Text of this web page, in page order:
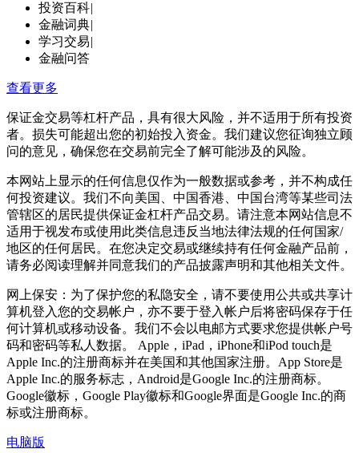
投资百科|
金融词典|
学习交易|
金融问答
查看更多
保证金交易等杠杆产品，具有很大风险，并不适用于所有投资
者。损失可能超出您的初始投入资金。我们建议您征询独立顾
问的意见，确保您在交易前完全了解可能涉及的风险。
本网站上显示的任何信息仅作为一般数据或参考，并不构成任
何投资建议。我们不向美国、中国香港、中国台湾等某些司法
管辖区的居民提供保证金杠杆产品交易。请注意本网站信息不
适用于视发布或使用此类信息违反当地法律法规的任何国家/
地区的任何居民。在您决定交易或继续持有任何金融产品前，
请务必阅读理解并同意我们的产品披露声明和其他相关文件。
网上保安：为了保护您的私隐安全，请不要使用公共或共享计
算机登入您的交易帐户，亦不要于登入帐户后将密码保存于任
何计算机或移动设备。我们不会以电邮方式要求您提供帐户号
码和密码等私人数据。 Apple，iPad，iPhone和iPod touch是
Apple Inc.的注册商标并在美国和其他国家注册。App Store是
Apple Inc.的服务标志，Android是Google Inc.的注册商标。
Google徽标，Google Play徽标和Google界面是Google Inc.的商
标或注册商标。
电脑版